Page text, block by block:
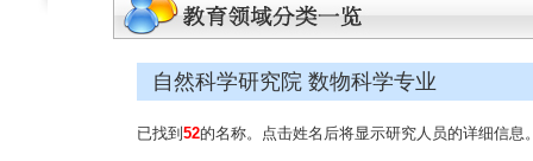
自然科学研究院 数物科学专业
已找到 52的名称。点击姓名后将显示研究人员的详细信息